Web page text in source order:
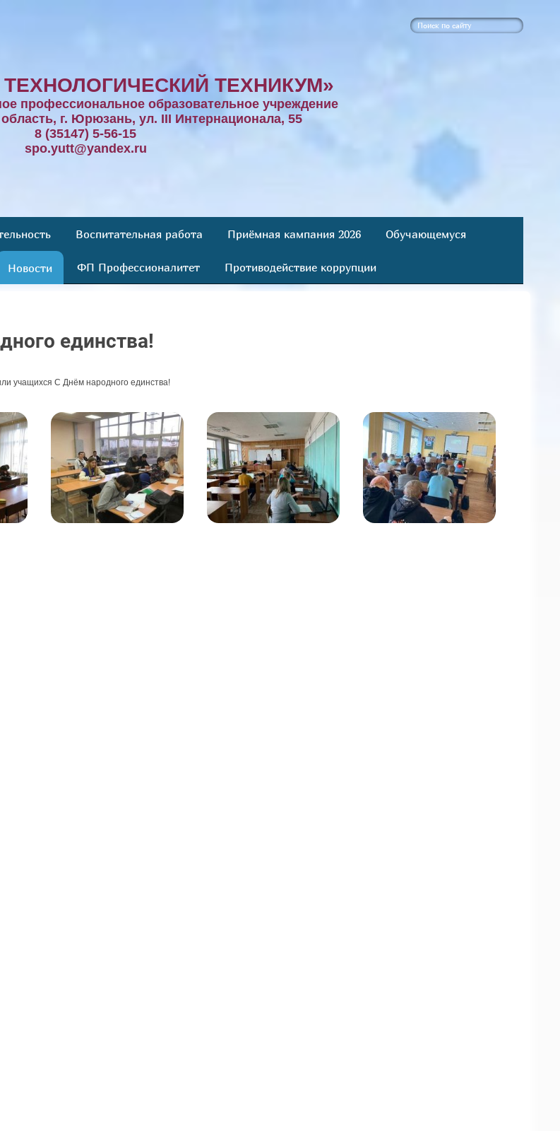
ТЕХНИКУМ»
профессиональное образовательное учреждение
г. Юрюзань, ул. III Интернационала, 55
8 (35147) 5-56-15
spo.yutt@yandex.ru
Воспитательная работа Приёмная кампания 2026 Обучающемуся
Новости ФП Профессионалитет Противодействие коррупции
единства!
учащихся С Днём народного единства!